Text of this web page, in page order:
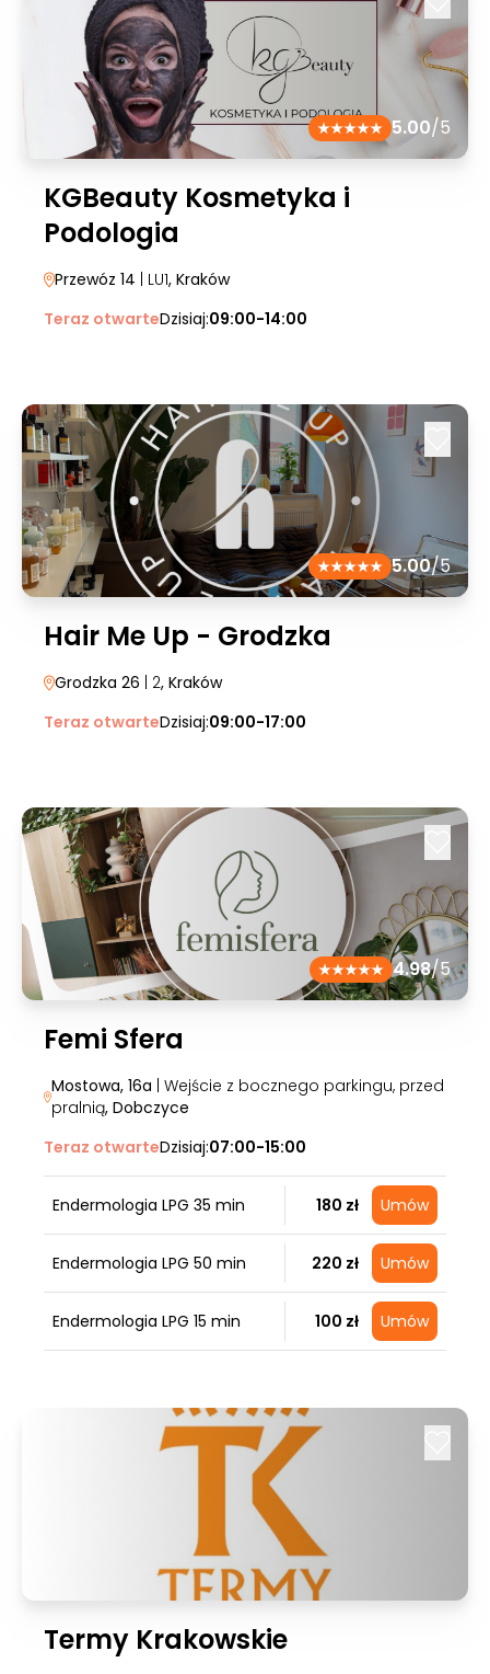
5.00/5
KGBeauty Kosmetyka i
Podologia
Przewóz 14 | LU1, Kraków
Teraz otwarteDzisiaj:09:00-14:00
5.00/5
Hair Me Up - Grodzka
Grodzka 26 | 2, Kraków
Teraz otwarteDzisiaj:09:00-17:00
4.98/5
Femi Sfera
Mostowa, 16a | Wejście z bocznego parkingu, przed
pralnią, Dobczyce
Teraz otwarteDzisiaj:07:00-15:00
Endermologia LPG 35 min 180 zł Umów
Endermologia LPG 50 min 220 zł Umów
Endermologia LPG 15 min 100 zł Umów
Termy Krakowskie